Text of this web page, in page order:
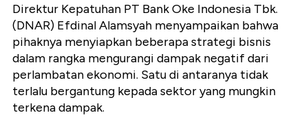
Direktur Kepatuhan PT Bank Oke Indonesia Tbk.
(DNAR) Efdinal Alamsyah menyampaikan bahwa
pihaknya menyiapkan beberapa strategi bisnis
dalam rangka mengurangi dampak negatif dari
perlambatan ekonomi. Satu di antaranya tidak
terlalu bergantung kepada sektor yang mungkin
terkena dampak.